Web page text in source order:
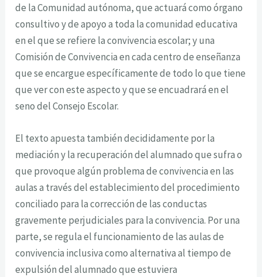
de la Comunidad autónoma, que actuará como órgano
consultivo y de apoyo a toda la comunidad educativa
en el que se refiere la convivencia escolar; y una
Comisión de Convivencia en cada centro de enseñanza
que se encargue específicamente de todo lo que tiene
que ver con este aspecto y que se encuadrará en el
seno del Consejo Escolar.
El texto apuesta también decididamente por la
mediación y la recuperación del alumnado que sufra o
que provoque algún problema de convivencia en las
aulas a través del establecimiento del procedimiento
conciliado para la corrección de las conductas
gravemente perjudiciales para la convivencia. Por una
parte, se regula el funcionamiento de las aulas de
convivencia inclusiva como alternativa al tiempo de
expulsión del alumnado que estuviera